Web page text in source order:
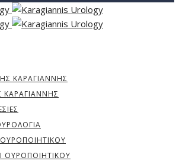
ΚΑΡΑΓΙΆΝΝΗΣ
ΚΑΡΑΓΙΆΝΝΗΣ
ΟΥΡΟΠΟΙΗΤΙΚΟΎ